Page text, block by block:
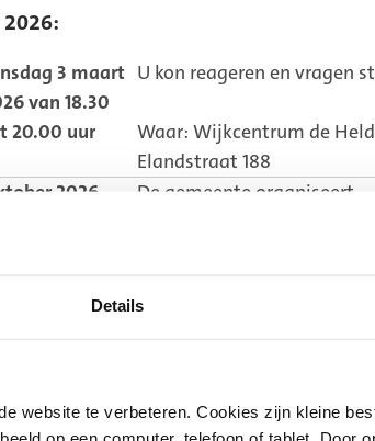
Details
website te verbeteren. Cookies zijn kleine
2026:
3 maart
van 18.30
20.00 uur
U kon reageren en vragen
Waar: Wijkcentrum de
Elandstraat 188
2026
De gemeente organiseert
De datum en plek volgt.